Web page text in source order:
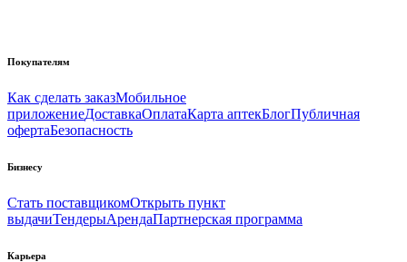
Покупателям
Как сделать заказМобильное
приложениеДоставкаОплатаКарта аптекБлогПубличная
офертаБезопасность
Бизнесу
Стать поставщикомОткрыть пункт
выдачиТендерыАрендаПартнерская программа
Карьера